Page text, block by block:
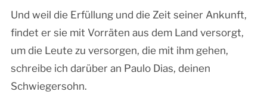
Und weil die Erfüllung und die Zeit seiner Ankunft,
findet er sie mit Vorräten aus dem Land versorgt,
um die Leute zu versorgen, die mit ihm gehen,
schreibe ich darüber an Paulo Dias, deinen
Schwiegersohn.